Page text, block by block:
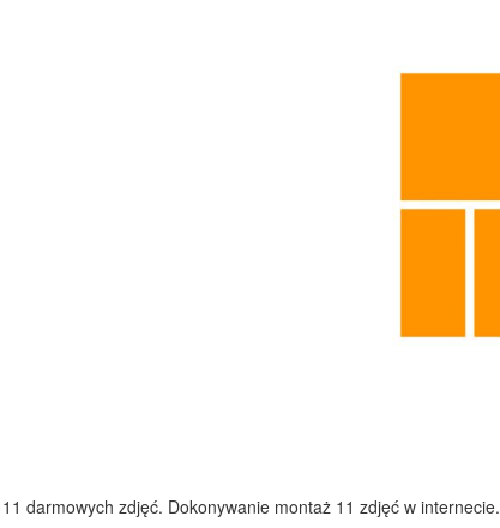
darmowych zdjęć. Dokonywanie montaż 11 zdjęć w internecie.